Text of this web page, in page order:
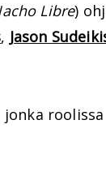
Libre)
, Jason